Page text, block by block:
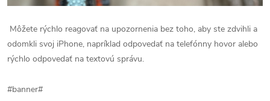
Môžete rýchlo reagovať na upozornenia bez toho, aby ste zdvihli a
odomkli svoj iPhone, napríklad odpovedať na telefónny hovor alebo
rýchlo odpovedať na textovú správu.
#banner#